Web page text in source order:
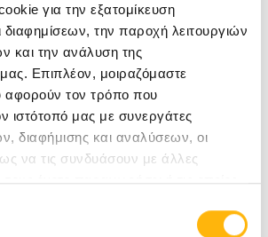
για την εξατομίκευση
διαφημίσεων, την παροχή λειτουργιών
και την ανάλυση της
Επιπλέον, μοιραζόμαστε
αφορούν τον τρόπο που
ιστότοπό μας με συνεργάτες
διαφήμισης και αναλύσεων, οι
να τις συνδυάσουν με άλλες
έχετε παραχωρήσει ή τις οποίες
ΗΛΙΑΣ
ΚΑΡΔΙΟΛΟΓΟΣ
του ιατρού